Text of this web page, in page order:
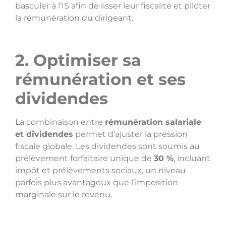
basculer à l’IS afin de lisser leur fiscalité et piloter
la rémunération du dirigeant.
2. Optimiser sa
rémunération et ses
dividendes
La combinaison entre rémunération salariale
et dividendes permet d’ajuster la pression
fiscale globale. Les dividendes sont soumis au
prélèvement forfaitaire unique de 30 %, incluant
impôt et prélèvements sociaux, un niveau
parfois plus avantageux que l’imposition
marginale sur le revenu.